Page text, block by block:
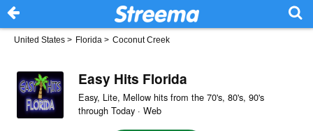
United States > Florida > Coconut Creek
Easy Hits Florida
Easy, Lite, Mellow hits from the 70's, 80's, 90's
through Today · Web